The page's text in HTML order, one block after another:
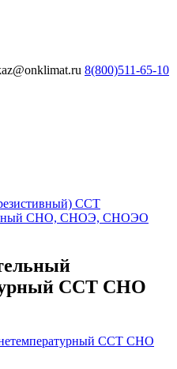
8(800)511-65-10
ССТ
СНО, СНОЭ, СНОЭО
ССТ СНО